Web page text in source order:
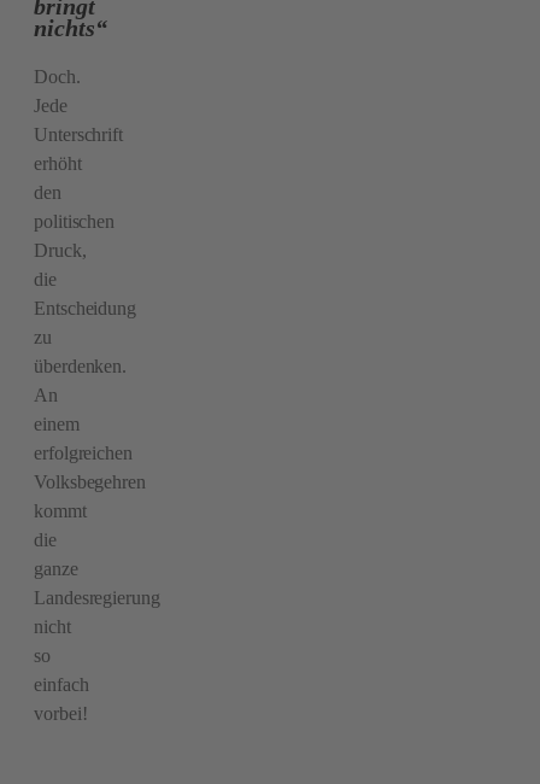
bringt
nichts“
Doch.
Jede
Unterschrift
erhöht
den
politischen
Druck,
die
Entscheidung
zu
überdenken.
An
einem
erfolgreichen
Volksbegehren
kommt
die
ganze
Landesregierung
nicht
so
einfach
vorbei!